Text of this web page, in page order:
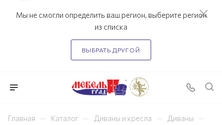
Мы не смогли определить ваш регион, выберите регион
из списка
ВЫБРАТЬ ДРУГОЙ
Главная — Каталог — Диваны и кресла — Диваны —